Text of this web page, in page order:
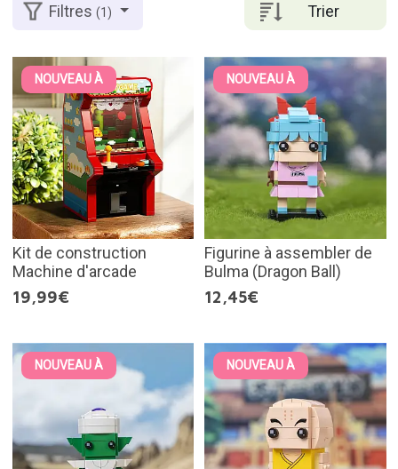
Trier
Filtres(1)
NOUVEAU À
Kit de construction
Machine d'arcade
19,99€
NOUVEAU À
Figurine à assembler de
Bulma (Dragon Ball)
12,45€
NOUVEAU À NOUVEAU À